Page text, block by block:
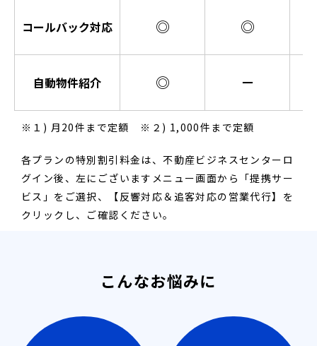
コールバック対応 ◎ ◎
自動物件紹介 ◎ －
※１) 月20件まで定額 ※２) 1,000件まで定額
各プランの特別割引料金は、不動産ビジネスセンターロ
グイン後、左にございますメニュー画面から「提携サー
ビス」をご選択、【反響対応＆追客対応の営業代行】を
クリックし、ご確認ください。
こんなお悩みに